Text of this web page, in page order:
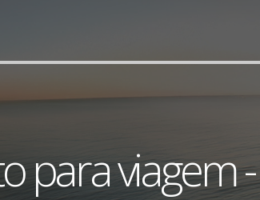
para viagem